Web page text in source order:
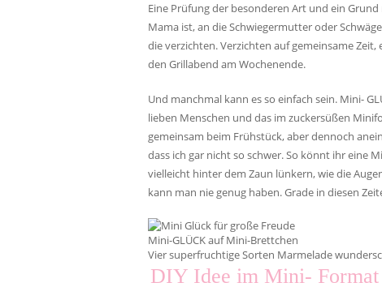
Eine Prüfung der besonderen Art und ein
Mama ist, an die Schwiegermutter oder
die verzichten. Verzichten auf gemeinsame
den Grillabend am Wochenende.
Und manchmal kann es so einfach sein. Mini-
lieben Menschen und das im zuckersüßen
gemeinsam beim Frühstück, aber dennoch
dass ich gar nicht so schwer. So könnt ihr eine
vielleicht hinter dem Zaun lünkern, wie die
kann man nie genug haben. Grade in diesen
Mini-GLÜCK auf Mini-Brettchen
Vier superfruchtige Sorten Marmelade
DIY Idee im Mini- Format